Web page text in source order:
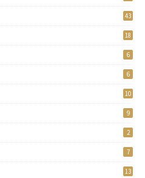
43
18
6
6
10
9
2
7
13